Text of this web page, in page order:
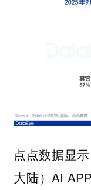
点点数据显
大陆）AI